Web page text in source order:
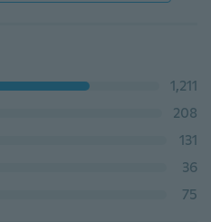
1,211
208
131
36
75